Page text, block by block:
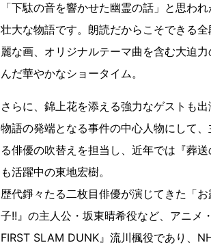
「下駄の音を響かせた幽霊の話」と思わ
壮大な物語です。朗読だからこそできる
麗な画、オリジナルテーマ曲を含む大迫
んだ華やかなショータイム。
さらに、錦上花を添える強力なゲストも出
物語の発端となる事件の中心人物にして
る俳優の吹替えを担当し、近年では『葬
も活躍中の東地宏樹。
歴代錚々たる二枚目俳優が演じてきた「
子!!』の主人公・坂東晴希役など、アニメ
FIRST SLAM DUNK』流川楓役であり、